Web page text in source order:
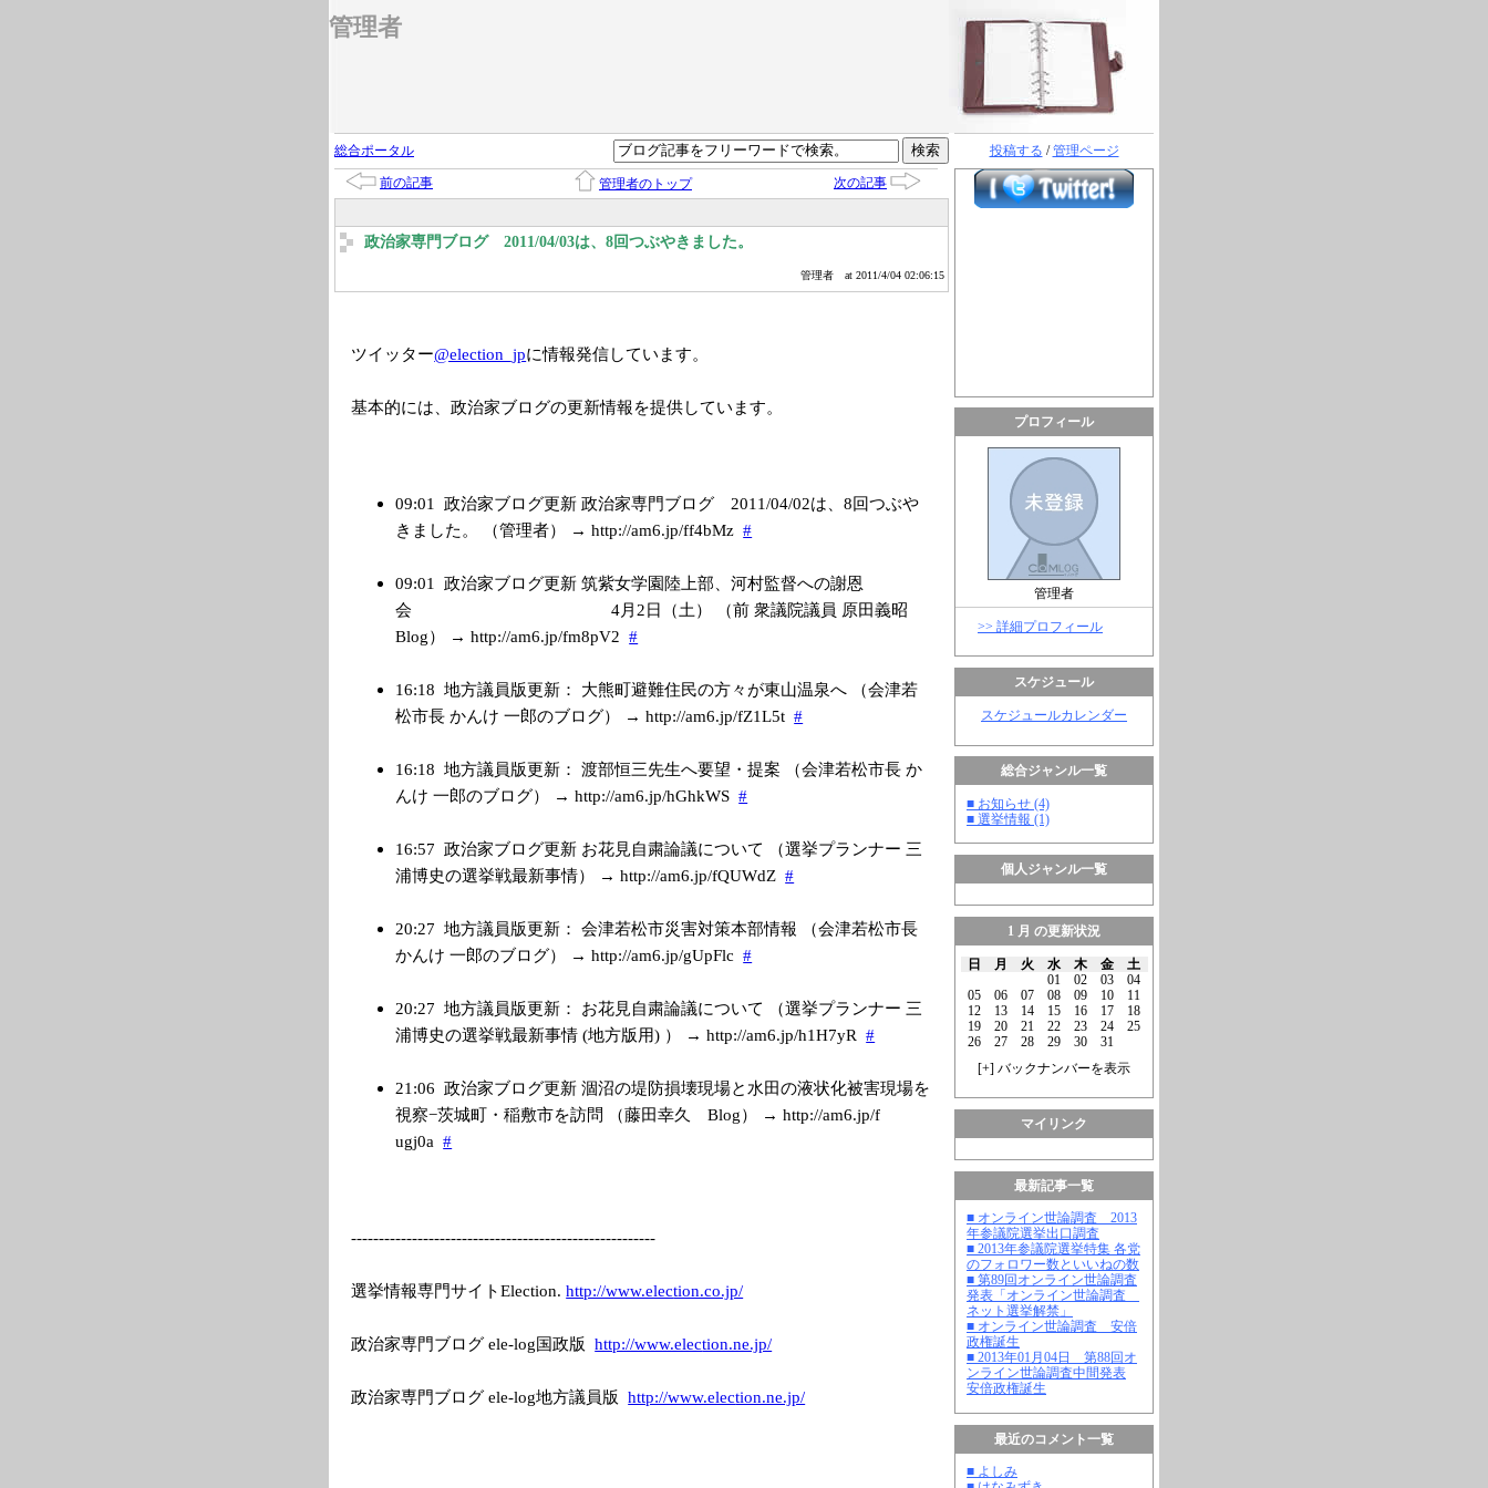
管理者
投稿する /管理ページ
プロフィール
管理者
>> 詳細プロフィール
スケジュール
スケジュールカレンダー
総合ジャンル一覧
■ お知らせ (4)
■ 選挙情報 (1)
個人ジャンル一覧
1 月 の更新状況
日 月 火 水 木 金
土
01
02 03
04
05
06 07 08 09 10
11
12
13 14 15 16 17
18
19
20 21 22 23 24
25
26
27 28 29 30
31
[+] バックナンバーを表示
マイリンク
最新記事一覧
■ オンライン世論調査 2013
年参議院選挙出口調査
■ 2013年参議院選挙特集 各党
のフォロワー数といいねの数
■ 第89回オンライン世論調査
発表「オンライン世論調査
ネット選挙解禁」
■ オンライン世論調査 安倍
政権誕生
■ 2013年01月04日 第88回オ
ンライン世論調査中間発表
安倍政権誕生
最近のコメント一覧
■ よしみ
総合ポータル
前の記事 管理者のトップ 次の記事
政治家専門ブログ 2011/04/03は、8回つぶやきました。
管理者 at 2011/4/04 02:06:15
ツイッター@election_jpに情報発信しています。
基本的には、政治家ブログの更新情報を提供しています。
09:01
政治家ブログ更新 政治家専門ブログ 2011/04/02は、8回つぶや
きました。 （管理者） → http://am6.jp/ff4bMz #
09:01
政治家ブログ更新 筑紫女学園陸上部、河村監督への謝恩
会 4月2日（土） （前 衆議院議員 原田義昭
Blog） → http://am6.jp/fm8pV2 #
16:18 地方議員版更新： 大熊町避難住民の方々が東山温泉へ （会津若
松市長 かんけ 一郎のブログ） → http://am6.jp/fZ1L5t #
16:18 地方議員版更新： 渡部恒三先生へ要望・提案 （会津若松市長 か
んけ 一郎のブログ） → http://am6.jp/hGhkWS #
16:57 政治家ブログ更新 お花見自粛論議について （選挙プランナー 三
浦博史の選挙戦最新事情） → http://am6.jp/fQUWdZ #
20:27 地方議員版更新： 会津若松市災害対策本部情報 （会津若松市長
かんけ 一郎のブログ） → http://am6.jp/gUpFlc #
20:27 地方議員版更新： お花見自粛論議について （選挙プランナー 三
浦博史の選挙戦最新事情 (地方版用) ） → http://am6.jp/h1H7yR #
21:06 政治家ブログ更新 涸沼の堤防損壊現場と水田の液状化被害現場を
視察−茨城町・稲敷市を訪問 （藤田幸久 Blog） → http://am6.jp/f
ugj0a #
-------------------------------------------------------
選挙情報専門サイトElection.http://www.election.co.jp/
政治家専門ブログ ele-log国政版http://www.election.ne.jp/
政治家専門ブログ ele-log地方議員版http://www.election.ne.jp/